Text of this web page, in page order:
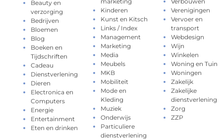
Beauty en
verzorging
Bedrijven
Bloemen
Blog
Boeken en
Tijdschriften
Cadeau
Dienstverlening
Dieren
Electronica en
Computers
Energie
Entertainment
Eten en drinken
Kinderen
Kunst en Kitsch
Links / Index
Management
Marketing
Media
Meubels
MKB
Mobiliteit
Mode en
Kleding
Muziek
Onderwijs
Particuliere
dienstverlening
Verenigingen
Vervoer en
transport
Webdesign
Wijn
Winkelen
Woning en Tuin
Woningen
Zakelijk
Zakelijke
dienstverlening
Zorg
ZZP